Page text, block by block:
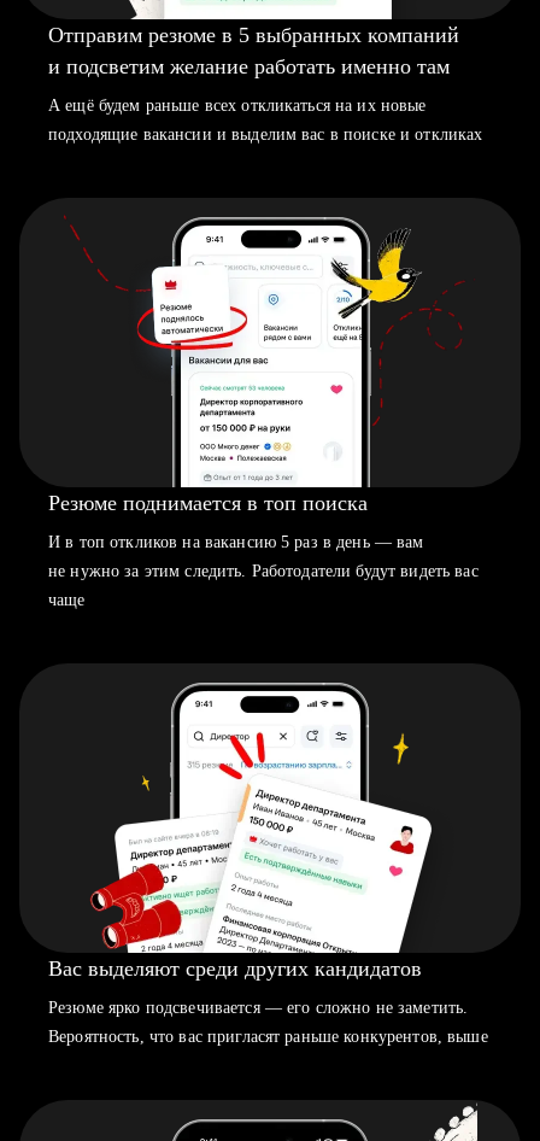
Отправим резюме в 5 выбранных компаний
и подсветим желание работать именно там
А ещё будем раньше всех откликаться на их новые
подходящие вакансии и выделим вас в поиске и откликах
Резюме поднимается в топ поиска
И в топ откликов на вакансию 5 раз в день — вам
не нужно за этим следить. Работодатели будут видеть вас
чаще
Вас выделяют среди других кандидатов
Резюме ярко подсвечивается — его сложно не заметить.
Вероятность, что вас пригласят раньше конкурентов, выше